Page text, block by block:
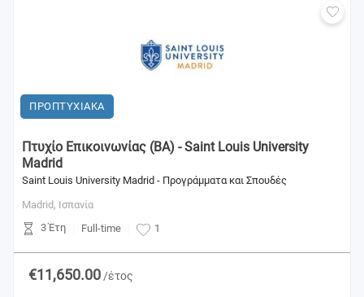
ΠΡΟΠΤΥΧΙΑΚΑ
Πτυχίο Επικοινωνίας (BA) - Saint Louis University
Madrid
Saint Louis University Madrid - Προγράμματα και Σπουδές
Madrid, Ισπανία
3 Έτη
Full-time 1
€11,650.00 /έτος